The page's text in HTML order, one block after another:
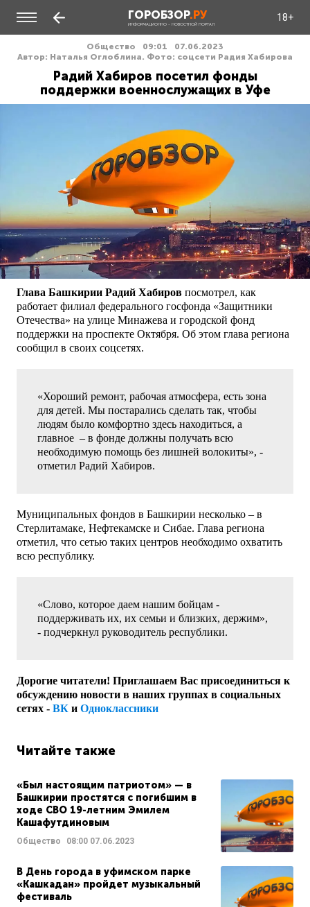
ГОРОБЗОР.РУ
ИНФОРМАЦИОННО - НОВОСТНОЙ ПОРТАЛ
18+
Общество 09:01
07.06.2023
Автор: Наталья Оглоблина. Фото: соцсети Радия Хабирова
Радий Хабиров посетил фонды
поддержки военнослужащих в Уфе
Глава Башкирии Радий Хабиров посмотрел, как
работает филиал федерального госфонда «Защитники
Отечества» на улице Минажева и городской фонд
поддержки на проспекте Октября. Об этом глава региона
сообщил в своих соцсетях.
«Хороший ремонт, рабочая атмосфера, есть зона
для детей. Мы постарались сделать так, чтобы
людям было комфортно здесь находиться, а
главное – в фонде должны получать всю
необходимую помощь без лишней волокиты», -
отметил Радий Хабиров.
Муниципальных фондов в Башкирии несколько – в
Стерлитамаке, Нефтекамске и Сибае. Глава региона
отметил, что сетью таких центров необходимо охватить
всю республику.
«Слово, которое даем нашим бойцам -
поддерживать их, их семьи и близких, держим»,
- подчеркнул руководитель республики.
Дорогие читатели! Приглашаем Вас присоединиться к
обсуждению новости в наших группах в социальных
сетях - ВК и Одноклассники
Читайте также
«Был настоящим патриотом» — в
Башкирии простятся с погибшим в
ходе СВО 19-летним Эмилем
Кашафутдиновым
Общество 08:00 07.06.2023
В День города в уфимском парке
«Кашкадан» пройдет музыкальный
фестиваль